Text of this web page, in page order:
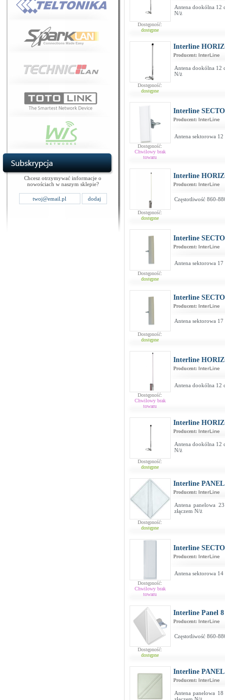
Chcesz otrzymywać informacje o
nowościach w naszym sklepie?
Dostępność:
dostępne
Antena dookólna 12
N/ż
Dostępność:
dostępne
Interline
Producent: InterLine
Antena dookólna 12
N/ż
Dostępność:
Chwilowy brak
towaru
Interline
Producent: InterLine
Antena sektorowa
Dostępność:
dostępne
Interline
Producent: InterLine
Częstotliwość 860-
Dostępność:
dostępne
Interline
Producent: InterLine
Antena sektorowa
Dostępność:
dostępne
Interline
Producent: InterLine
Antena sektorowa
Dostępność:
Chwilowy brak
towaru
Interline
Producent: InterLine
Antena dookólna 12
Dostępność:
dostępne
Interline
Producent: InterLine
Antena dookólna 12
N/ż
Dostępność:
dostępne
Interline PANEL
Producent: InterLine
Antena panelowa
złączem N/ż
Dostępność:
Chwilowy brak
towaru
Interline
Producent: InterLine
Antena sektorowa
Dostępność:
dostępne
Interline Panel
Producent: InterLine
Częstotliwość 860-
Interline PANEL
Producent: InterLine
Antena panelowa